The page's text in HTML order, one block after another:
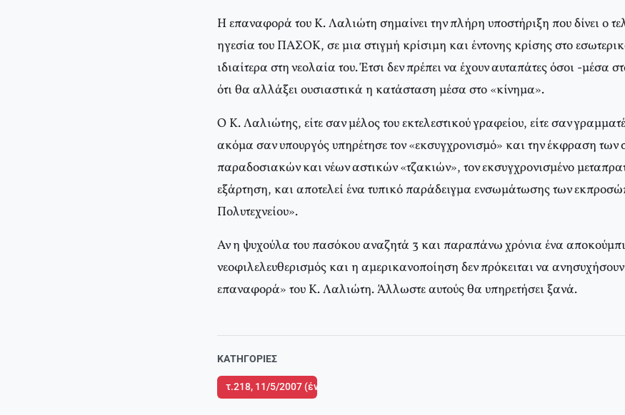
Η επαναφορά του Κ. Λαλιώτη σημαίνει την πλήρη υποστήριξη που δίνει ο
ηγεσία του ΠΑΣΟΚ, σε μια στιγμή κρίσιμη και έντονης κρίσης στο
ιδιαίτερα στη νεολαία του. Έτσι δεν πρέπει να έχουν αυταπάτες όσοι -μέσα
ότι θα αλλάξει ουσιαστικά η κατάσταση μέσα στο «κίνημα».
Ο Κ. Λαλιώτης, είτε σαν μέλος του εκτελεστικού γραφείου, είτε σαν
ακόμα σαν υπουργός υπηρέτησε τον «εκσυγχρονισμό» και την έκφραση των
παραδοσιακών και νέων αστικών «τζακιών», τον εκσυγχρονισμένο
εξάρτηση, και αποτελεί ένα τυπικό παράδειγμα ενσωμάτωσης των
Πολυτεχνείου».
Αν η ψυχούλα του πασόκου αναζητά 3 και παραπάνω χρόνια ένα
νεοφιλελευθερισμός και η αμερικανοποίηση δεν πρόκειται να
επαναφορά» του Κ. Λαλιώτη. Άλλωστε αυτούς θα υπηρετήσει ξανά.
ΚΑΤΗΓΟΡΊΕΣ
τ.218, 11/5/2007 (ένθετο το τ.2 του Δικτύου Κριτικής και Δράσης στην Παιδεία)